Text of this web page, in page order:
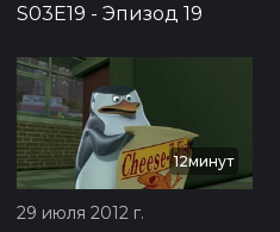
S03E19 - Эпизод 19
12минут
29 июля 2012 г.